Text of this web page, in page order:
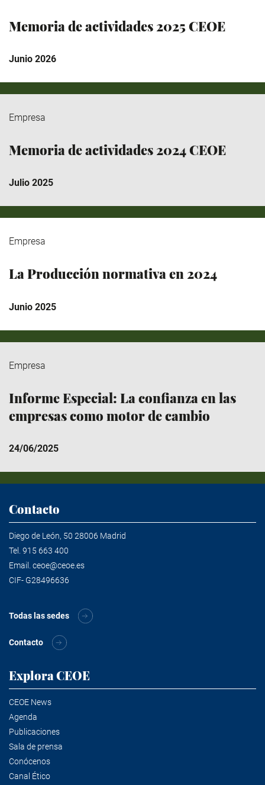
Memoria de actividades 2025 CEOE
Junio 2026
Empresa
Memoria de actividades 2024 CEOE
Julio 2025
Empresa
La Producción normativa en 2024
Junio 2025
Empresa
Informe Especial: La confianza en las
empresas como motor de cambio
24/06/2025
Contacto
Diego de León, 50 28006 Madrid
Tel. 915 663 400
Email. ceoe@ceoe.es
CIF- G28496636
Todas las sedes
Contacto
Explora CEOE
CEOE News
Agenda
Publicaciones
Sala de prensa
Conócenos
Canal Ético